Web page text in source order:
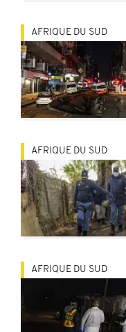
AFRIQUE DU SUD
AFRIQUE DU SUD
AFRIQUE DU SUD